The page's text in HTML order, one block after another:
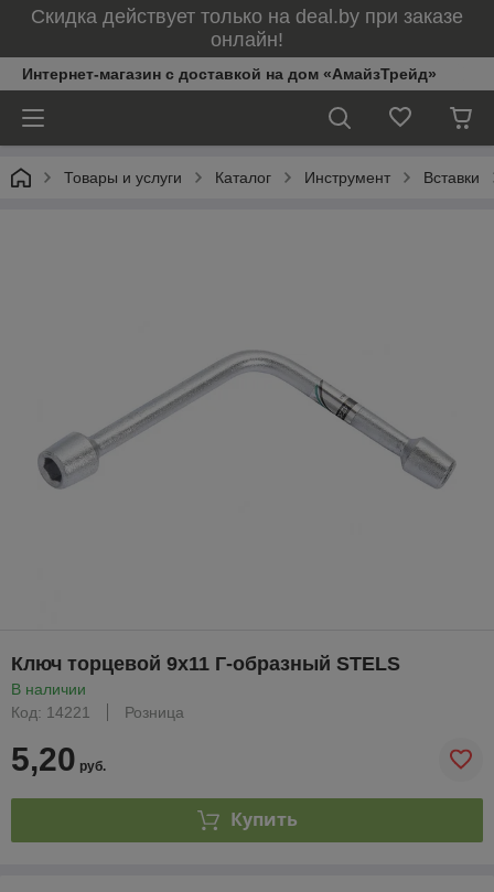
Скидка действует только на deal.by при заказе
онлайн!
Интернет-магазин с доставкой на дом «АмайзТрейд»
Товары и услуги Каталог Инструмент Вставки
Ключ торцевой 9х11 Г-образный STELS
В наличии
Код: 14221
Розница
5,20 руб.
Купить